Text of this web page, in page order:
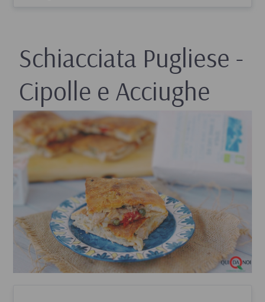
Schiacciata Pugliese -
Cipolle e Acciughe